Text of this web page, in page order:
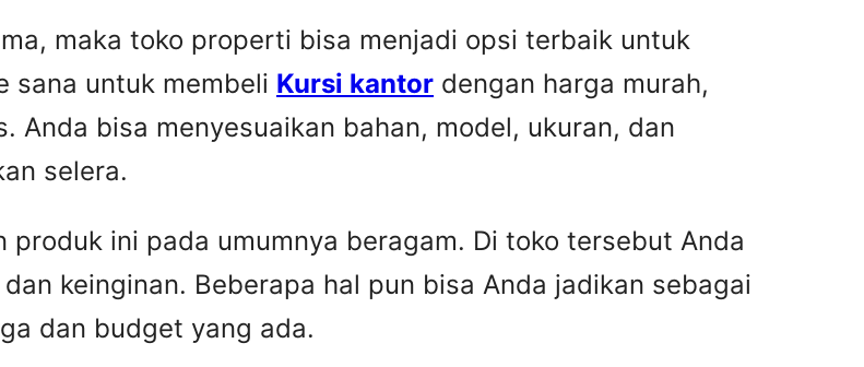
maka toko properti bisa menjadi opsi terbaik untuk
sana untuk membeli Kursi kantor dengan harga murah,
bisa menyesuaikan bahan, model, ukuran, dan
selera.
ini pada umumnya beragam. Di toko tersebut Anda
keinginan. Beberapa hal pun bisa Anda jadikan sebagai
dan budget yang ada.